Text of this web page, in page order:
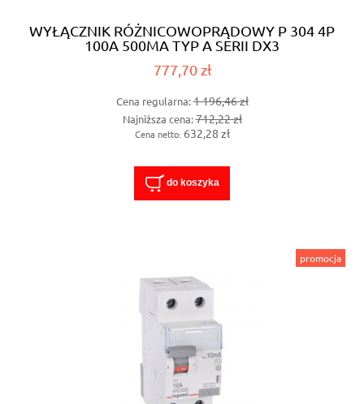
WYŁĄCZNIK RÓŻNICOWOPRĄDOWY P 304 4P
100A 500MA TYP A SERII DX3
777,70 zł
Cena regularna:1 196,46 zł
Najniższa cena:712,22 zł
Cena netto: 632,28 zł
do koszyka
promocja